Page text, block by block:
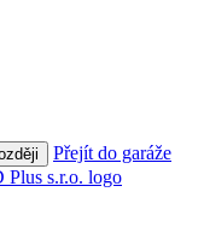
Přejít do garáže